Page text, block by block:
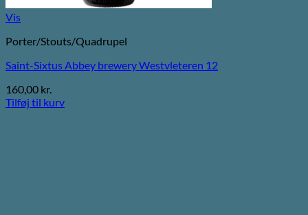
Vis
Porter/Stouts/Quadrupel
Saint-Sixtus Abbey brewery Westvleteren 12
160,00 kr.
Tilføj til kurv